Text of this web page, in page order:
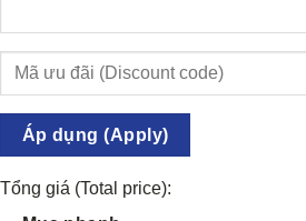
Áp dụng (Apply)
Tổng giá (Total price):